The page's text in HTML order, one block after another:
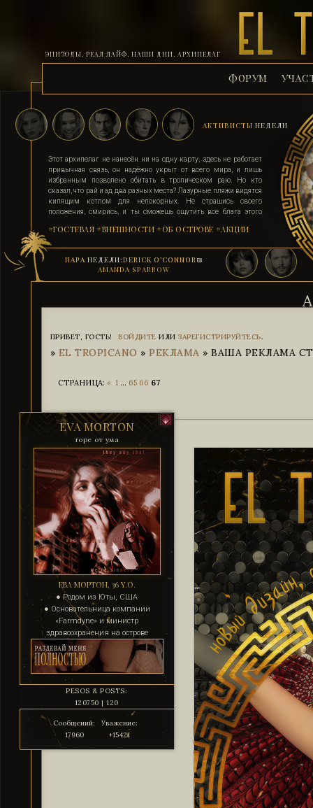
ЭПИЗОДЫ, РЕАЛ ЛАЙФ, НАШИ ДНИ, АРХИПЕЛАГ
ПАРА НЕДЕЛИ:DERICK O’CONNOR&
AMANDA SPARROW
#ГОСТЕВАЯ #ВНЕШНОСТИ #ОБ ОСТРОВЕ #АКЦИИ
Этот архипелаг не нанесён ни на одну карту, здесь не работает
привычная связь, он надёжно укрыт от всего мира, и лишь
избранным позволено обитать в тропическом раю. Но кто
сказал, что рай и ад два разных места? Лазурные пляжи видятся
кипящим котлом для непокорных. Не страшись своего
положения, смирись, и ты сможешь ощутить все блага этого
адептом. Выбери для себя стезю, ступай по ней, гордо неся статус
рабыни, иначе тебя силой поставят на колени. Помни, ад на
АКТИВИСТЫ НЕДЕЛИ
ФОРУМ
ПРИВЕТ, ГОСТЬ! ВОЙДИТЕ ИЛИЗАРЕГИСТРИРУЙТЕСЬ.
» EL TROPICANO »РЕКЛАМА »ВАША РЕКЛАМА
СТРАНИЦА: « 1 … 65 66 67
EVA MORTON
горе от ума
ЕВА МОРТОН, 36 Y.O.
● Родом из Юты, США
● Основательница компании
«Farmdyne» и министр
здравоохранения на острове
PESOS & POSTS:
120750 | 120
Сообщений:
17960
Уважение:
+15421